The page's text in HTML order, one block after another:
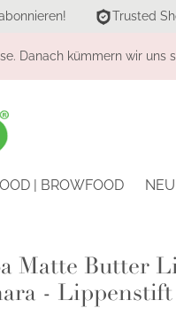
Trusted
Danach kümmern wir uns
| BROWFOOD NEU
Matte Butter
- Lippenstift